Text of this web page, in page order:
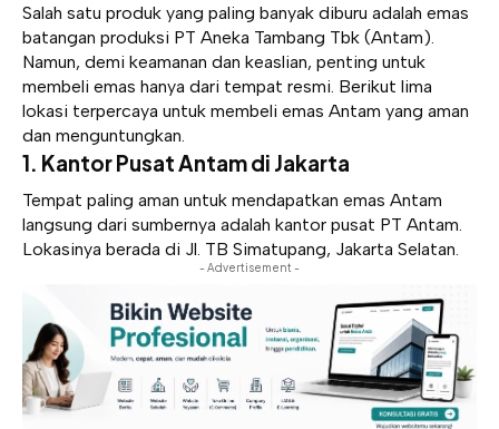
Salah satu produk yang paling banyak diburu adalah emas
batangan produksi PT Aneka Tambang Tbk (Antam).
Namun, demi keamanan dan keaslian, penting untuk
membeli emas hanya dari tempat resmi. Berikut lima
lokasi terpercaya untuk membeli emas Antam yang aman
dan menguntungkan.
1. Kantor Pusat Antam di Jakarta
Tempat paling aman untuk mendapatkan emas Antam
langsung dari sumbernya adalah kantor pusat PT Antam.
Lokasinya berada di Jl. TB Simatupang, Jakarta Selatan.
- Advertisement -